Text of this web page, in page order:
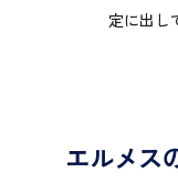
定に出し
エルメス